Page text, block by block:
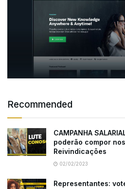
Recommended
CAMPANHA
poderão compor
Reivindicações
02/02/2023
Representantes: